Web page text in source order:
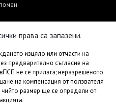
права са запазени.
изцяло или отчасти на
предварително съгласие на
не се прилага; неразрешеното
на компенсация от ползвателя
размер ще се определи от